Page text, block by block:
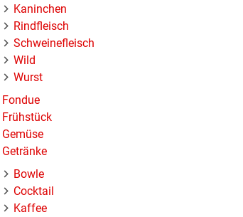
Kaninchen
Rindfleisch
Schweinefleisch
Wild
Wurst
Fondue
Frühstück
Gemüse
Getränke
Bowle
Cocktail
Kaffee